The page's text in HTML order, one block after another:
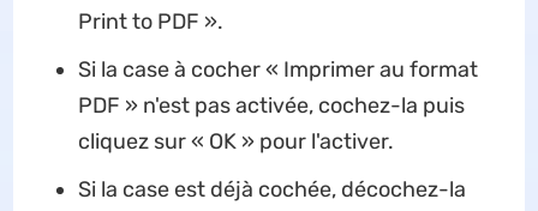
Print to PDF ».
Si la case à cocher « Imprimer au format
PDF » n'est pas activée, cochez-la puis
cliquez sur « OK » pour l'activer.
Si la case est déjà cochée, décochez-la